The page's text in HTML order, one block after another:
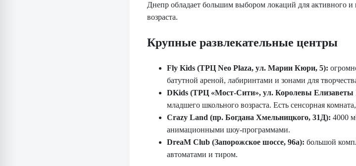
Днепр обладает большим выбором локаций для активного и
возраста.
Крупные развлекательные центры
Fly Kids (ТРЦ Neo Plaza, ул. Марии Кюри, 5):
батутной ареной, лабиринтами и зонами для
DKids (ТРЦ «Мост-Сити», ул. Королевы Елизаветы
младшего школьного возраста. Есть сенсорная
Crazy Land (пр. Богдана Хмельницкого, 31Д): 4000
анимационными шоу-программами.
DreaM Club (Запорожское шоссе, 96а): большой
автоматами и тиром.